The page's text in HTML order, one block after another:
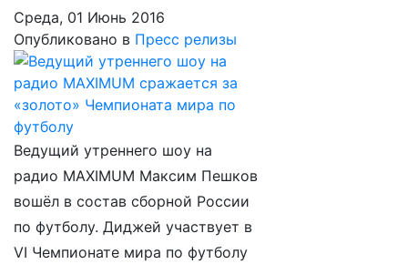
Среда, 01 Июнь 2016
Опубликовано в Пресс релизы
Ведущий утреннего шоу на
радио MAXIMUM Максим Пешков
вошёл в состав сборной России
по футболу. Диджей участвует в
VI Чемпионате мира по футболу